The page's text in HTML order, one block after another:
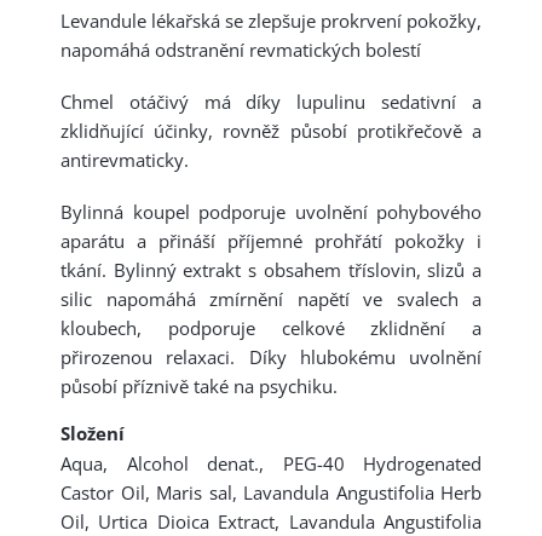
Levandule lékařská se zlepšuje prokrvení pokožky,
napomáhá odstranění revmatických bolestí
Chmel otáčivý má díky lupulinu sedativní a
zklidňující účinky, rovněž působí protikřečově a
antirevmaticky.
Bylinná koupel podporuje uvolnění pohybového
aparátu a přináší příjemné prohřátí pokožky i
tkání. Bylinný extrakt s obsahem tříslovin, slizů a
silic napomáhá zmírnění napětí ve svalech a
kloubech, podporuje celkové zklidnění a
přirozenou relaxaci. Díky hlubokému uvolnění
působí příznivě také na psychiku.
Složení
Aqua, Alcohol denat., PEG-40 Hydrogenated
Castor Oil, Maris sal, Lavandula Angustifolia Herb
Oil, Urtica Dioica Extract, Lavandula Angustifolia